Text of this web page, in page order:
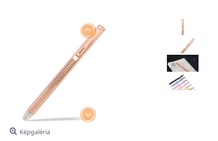
Képgaléria